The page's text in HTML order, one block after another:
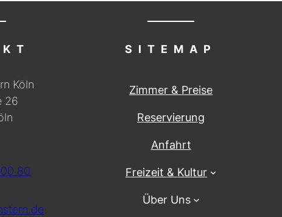
Köln
26
80
SITEMAP
Zimmer & Preise
Reservierung
Anfahrt
Freizeit & Kultur
Über Uns